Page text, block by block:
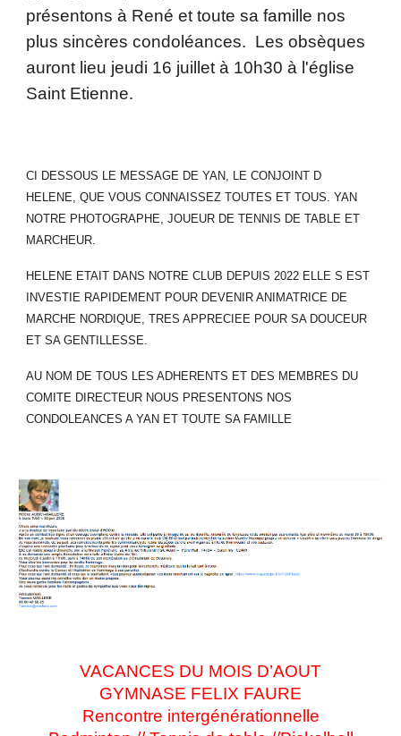
présentons à René et toute sa famille nos
plus sincères condoléances. Les obsèques
auront lieu jeudi 16 juillet à 10h30 à l'église
Saint Etienne.
CI DESSOUS LE MESSAGE DE YAN, LE CONJOINT D
HELENE, QUE VOUS CONNAISSEZ TOUTES ET TOUS. YAN
NOTRE PHOTOGRAPHE, JOUEUR DE TENNIS DE TABLE ET
MARCHEUR.
HELENE ETAIT DANS NOTRE CLUB DEPUIS 2022 ELLE S EST
INVESTIE RAPIDEMENT POUR DEVENIR ANIMATRICE DE
MARCHE NORDIQUE, TRES APPRECIEE POUR SA DOUCEUR
ET SA GENTILLESSE.
AU NOM DE TOUS LES ADHERENTS ET DES MEMBRES DU
COMITE DIRECTEUR NOUS PRESENTONS NOS
CONDOLEANCES A YAN ET TOUTE SA FAMILLE
VACANCES DU MOIS D’AOUT
GYMNASE FELIX FAURE
Rencontre intergénérationnelle